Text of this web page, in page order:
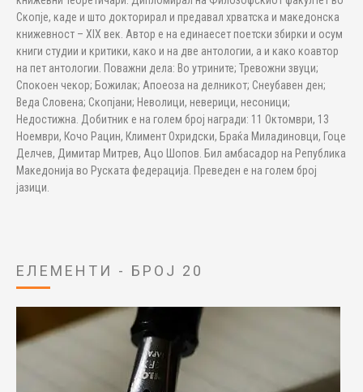
Скопје, каде и што докторирал и предавал хрватска и македонска
книжевност – XIX век. Автор е на единаесет поетски збирки и осум
книги студии и критики, како и на две антологии, а и како коавтор
на пет антологии. Поважни дела: Во утрините; Тревожни звуци;
Спокоен чекор; Божилак; Апоеоза на делникот; Снеубавен ден;
Веда Словена; Скопјани; Неволици, неверици, несоници;
Недостижна. Добитник е на голем број награди: 11 Октомври, 13
Ноември, Кочо Рацин, Климент Охридски, Браќа Миладиновци, Гоце
Делчев, Димитар Митрев, Ацо Шопов. Бил амбасадор на Република
Македонија во Руската федерација. Преведен е на голем број
јазици.
ЕЛЕМЕНТИ - БРОЈ 20